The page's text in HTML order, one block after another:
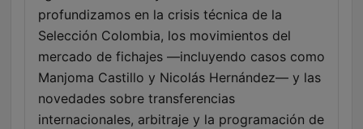
profundizamos en la crisis técnica de la
Selección Colombia, los movimientos del
mercado de fichajes —incluyendo casos como
Manjoma Castillo y Nicolás Hernández— y las
novedades sobre transferencias
internacionales, arbitraje y la programación de